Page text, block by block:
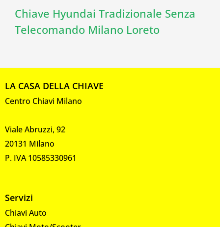
Chiave Hyundai Tradizionale Senza
Telecomando Milano Loreto
LA CASA DELLA CHIAVE
Centro Chiavi Milano
Viale Abruzzi, 92
20131 Milano
P. IVA 10585330961
Servizi
Chiavi Auto